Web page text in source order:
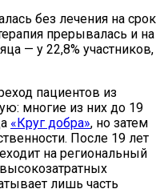
без лечения на срок
прерывалась и на
— у 22,8% участников,
пациентов из
многие из них до 19
«Круг добра», но затем
После 19 лет
на региональный
лишь часть